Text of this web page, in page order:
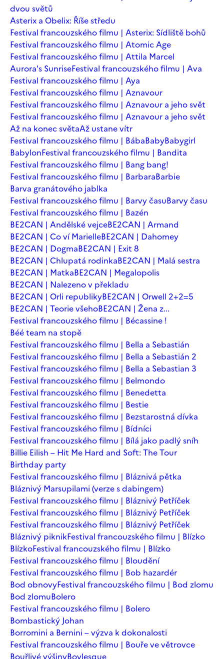
dvou světů
Asterix a Obelix: Říše středu
Festival francouzského filmu | Asterix: Sídliště bohů
Festival francouzského filmu | Atomic Age
Festival francouzského filmu | Attila Marcel
Aurora's SunriseFestival francouzského filmu | Ava
Festival francouzského filmu | Aya
Festival francouzského filmu | Aznavour
Festival francouzského filmu | Aznavour a jeho svět
Festival francouzského filmu | Aznavour a jeho svět
Až na konec světaAž ustane vítr
Festival francouzského filmu | BábaBabyBabygirl
BabylonFestival francouzského filmu | Bandita
Festival francouzského filmu | Bang bang!
Festival francouzského filmu | BarbaraBarbie
Barva granátového jablka
Festival francouzského filmu | Barvy časuBarvy času
Festival francouzského filmu | Bazén
BE2CAN | Andělské vejceBE2CAN | Armand
BE2CAN | Co ví MarielleBE2CAN | Dahomey
BE2CAN | DogmaBE2CAN | Exit 8
BE2CAN | Chlupatá rodinkaBE2CAN | Malá sestra
BE2CAN | MatkaBE2CAN | Megalopolis
BE2CAN | Nalezeno v překladu
BE2CAN | Orli republikyBE2CAN | Orwell 2+2=5
BE2CAN | Teorie všehoBE2CAN | Žena z...
Festival francouzského filmu | Bécassine !
Béé team na stopě
Festival francouzského filmu | Bella a Sebastián
Festival francouzského filmu | Bella a Sebastián 2
Festival francouzského filmu | Bella a Sebastian 3
Festival francouzského filmu | Belmondo
Festival francouzského filmu | Benedetta
Festival francouzského filmu | Bestie
Festival francouzského filmu | Bezstarostná dívka
Festival francouzského filmu | Bídníci
Festival francouzského filmu | Bílá jako padlý sníh
Billie Eilish – Hit Me Hard and Soft: The Tour
Birthday party
Festival francouzského filmu | Bláznivá pětka
Bláznivý Marsupilami (verze s dabingem)
Festival francouzského filmu | Bláznivý Petříček
Festival francouzského filmu | Bláznivý Petříček
Festival francouzského filmu | Bláznivý Petříček
Bláznivý piknikFestival francouzského filmu | Blízko
BlízkoFestival francouzského filmu | Blízko
Festival francouzského filmu | Bloudění
Festival francouzského filmu | Bob hazardér
Bod obnovyFestival francouzského filmu | Bod zlomu
Bod zlomuBolero
Festival francouzského filmu | Bolero
Bombastický Johan
Borromini a Bernini – výzva k dokonalosti
Festival francouzského filmu | Bouře ve větrovce
Bouřlivé výšinyBoylesque